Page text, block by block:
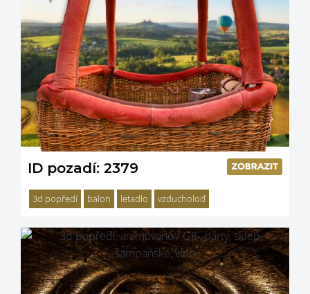
ID pozadí: 2379
3d popředí balon letadlo vzducholoď